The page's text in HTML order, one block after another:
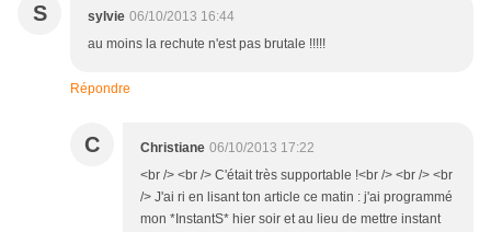
S sylvie 06/10/2013 16:44
au moins la rechute n'est pas brutale !!!!!
Répondre
C Christiane 06/10/2013 17:22
<br /> <br /> C'était très supportable !<br /> <br /> <br
/> J'ai ri en lisant ton article ce matin : j'ai programmé
mon *InstantS* hier soir et au lieu de mettre instant